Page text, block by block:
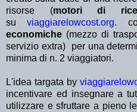
risorse (motori di
suviaggiarelowcost.org.
economiche (mezzo di
servizio extra)
per una
minima di n. 2 viaggiatori.
L'idea targata by
incentivare ed insegnare a
utilizzare e sfruttare a pieno